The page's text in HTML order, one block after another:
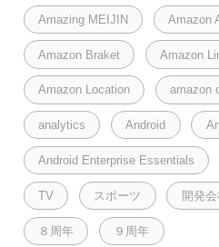
Amazing MEIJIN Amazon
Amazon Braket Amazon
Amazon Location amazon
analytics Android
Android Enterprise Essentials
TV スポーツ 開発
８周年 ９周年